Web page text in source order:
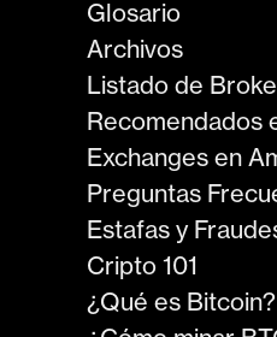
Glosario
Archivos
Listado de
Recomendados
Exchanges en
Preguntas
Estafas y
Cripto 101
¿Qué es Bitcoin?